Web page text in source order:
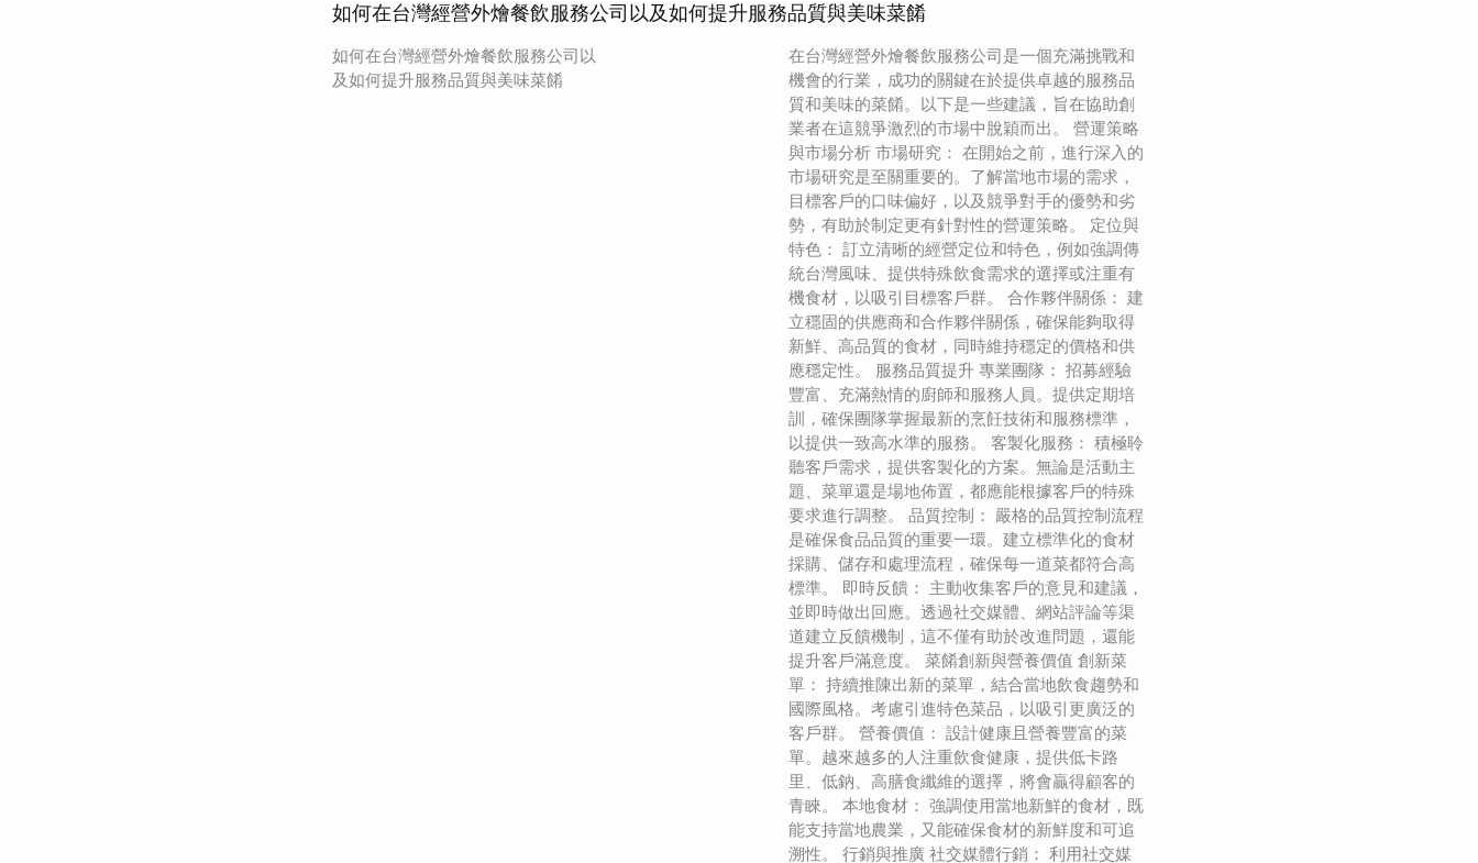
如何在台灣經營外燴餐飲服務公司以及如何提升服務品質與美味菜餚
如何在台灣經營外燴餐飲服務公司以
及如何提升服務品質與美味菜餚
在台灣經營外燴餐飲服務公司是一個充滿挑戰和
機會的行業，成功的關鍵在於提供卓越的服務品
質和美味的菜餚。以下是一些建議，旨在協助創
業者在這競爭激烈的市場中脫穎而出。 營運策略
與市場分析 市場研究： 在開始之前，進行深入的
市場研究是至關重要的。了解當地市場的需求，
目標客戶的口味偏好，以及競爭對手的優勢和劣
勢，有助於制定更有針對性的營運策略。 定位與
特色： 訂立清晰的經營定位和特色，例如強調傳
統台灣風味、提供特殊飲食需求的選擇或注重有
機食材，以吸引目標客戶群。 合作夥伴關係： 建
立穩固的供應商和合作夥伴關係，確保能夠取得
新鮮、高品質的食材，同時維持穩定的價格和供
應穩定性。 服務品質提升 專業團隊： 招募經驗
豐富、充滿熱情的廚師和服務人員。提供定期培
訓，確保團隊掌握最新的烹飪技術和服務標準，
以提供一致高水準的服務。 客製化服務： 積極聆
聽客戶需求，提供客製化的方案。無論是活動主
題、菜單還是場地佈置，都應能根據客戶的特殊
要求進行調整。 品質控制： 嚴格的品質控制流程
是確保食品品質的重要一環。建立標準化的食材
採購、儲存和處理流程，確保每一道菜都符合高
標準。 即時反饋： 主動收集客戶的意見和建議，
並即時做出回應。透過社交媒體、網站評論等渠
道建立反饋機制，這不僅有助於改進問題，還能
提升客戶滿意度。 菜餚創新與營養價值 創新菜
單： 持續推陳出新的菜單，結合當地飲食趨勢和
國際風格。考慮引進特色菜品，以吸引更廣泛的
客戶群。 營養價值： 設計健康且營養豐富的菜
單。越來越多的人注重飲食健康，提供低卡路
里、低鈉、高膳食纖維的選擇，將會贏得顧客的
青睞。 本地食材： 強調使用當地新鮮的食材，既
能支持當地農業，又能確保食材的新鮮度和可追
溯性。 行銷與推廣 社交媒體行銷： 利用社交媒